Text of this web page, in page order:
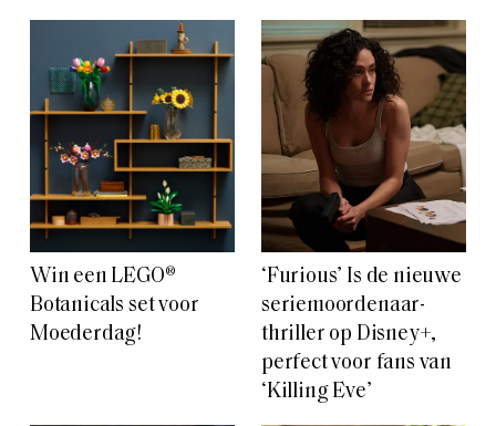
Win een LEGO®
Botanicals set voor
Moederdag!
‘Furious’ Is de nieuwe
seriemoordenaar-
thriller op Disney+,
perfect voor fans van
‘Killing Eve’